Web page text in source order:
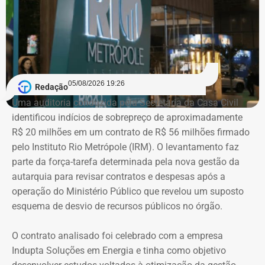
estão dois registros classificados genericamente como
“outros bens e direitos”, nos valores de R$ 95.985,48 e R$
97.555,75.
As declarações de bens são prestadas pelos próprios
candidatos à Justiça Eleitoral e podem considerar os
valores históricos de aquisição dos bens, e não
necessariamente seus preços de mercado.
O crescimento patrimonial, por si só, não indica a
existência de irregularidades.
Redação05/08/2026 19:26
Uma auditoria conduzida pela Secretaria da Casa Civil
identificou indícios de sobrepreço de aproximadamente
R$ 20 milhões em um contrato de R$ 56 milhões firmado
pelo Instituto Rio Metrópole (IRM). O levantamento faz
parte da força-tarefa determinada pela nova gestão da
autarquia para revisar contratos e despesas após a
operação do Ministério Público que revelou um suposto
esquema de desvio de recursos públicos no órgão.
O contrato analisado foi celebrado com a empresa
Indupta Soluções em Energia e tinha como objetivo